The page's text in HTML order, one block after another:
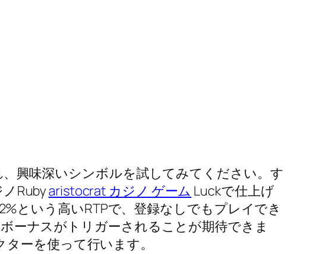
興味深いシンボルを試してみてください。す
Rubyaristocrat カジノ ゲーム Luckで仕上げ
という高いRTPで、登録なしでもプレイでき
ーナスがトリガーされることが期待できま
ーを使って行います。